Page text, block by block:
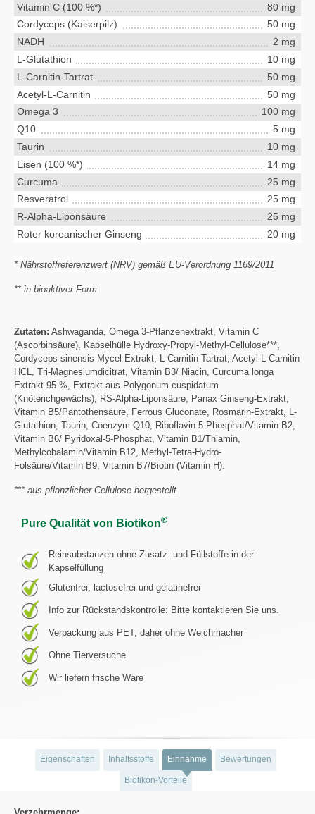
Vitamin C (100 %*)
80 mg
Cordyceps (Kaiserpilz)
50 mg
NADH
2 mg
L-Glutathion
10 mg
L-Carnitin-Tartrat
50 mg
Acetyl-L-Carnitin
50 mg
Omega 3
100 mg
Q10
5 mg
Taurin
10 mg
Eisen (100 %*)
14 mg
Curcuma
25 mg
Resveratrol
25 mg
R-Alpha-Liponsäure
25 mg
Roter koreanischer Ginseng
20 mg
* Nährstoffreferenzwert (NRV) gemäß EU-Verordnung 1169/2011
** in bioaktiver Form
Zutaten: Ashwaganda, Omega 3-Pflanzenextrakt, Vitamin C
(Ascorbinsäure), Kapselhülle Hydroxy-Propyl-Methyl-Cellulose***,
Cordyceps sinensis Mycel-Extrakt, L-Carnitin-Tartrat, Acetyl-L-Carnitin
HCL, Tri-Magnesiumdicitrat, Vitamin B3/ Niacin, Curcuma longa
Extrakt 95 %, Extrakt aus Polygonum cuspidatum
(Knöterichgewächs), RS-Alpha-Liponsäure, Panax Ginseng-Extrakt,
Vitamin B5/Pantothensäure, Ferrous Gluconate, Rosmarin-Extrakt, L-
Glutathion, Taurin, Coenzym Q10, Riboflavin-5-Phosphat/Vitamin B2,
Vitamin B6/ Pyridoxal-5-Phosphat, Vitamin B1/Thiamin,
Methylcobalamin/Vitamin B12, Methyl-Tetra-Hydro-
Folsäure/Vitamin B9, Vitamin B7/Biotin (Vitamin H).
*** aus pflanzlicher Cellulose hergestellt
Pure Qualität von Biotikon®
Reinsubstanzen ohne Zusatz- und Füllstoffe in der
Kapselfüllung
Glutenfrei, lactosefrei und gelatinefrei
Info zur Rückstandskontrolle: Bitte kontaktieren Sie uns.
Verpackung aus PET, daher ohne Weichmacher
Ohne Tierversuche
Wir liefern frische Ware
Eigenschaften Inhaltsstoffe Einnahme Bewertungen
Biotikon-Vorteile